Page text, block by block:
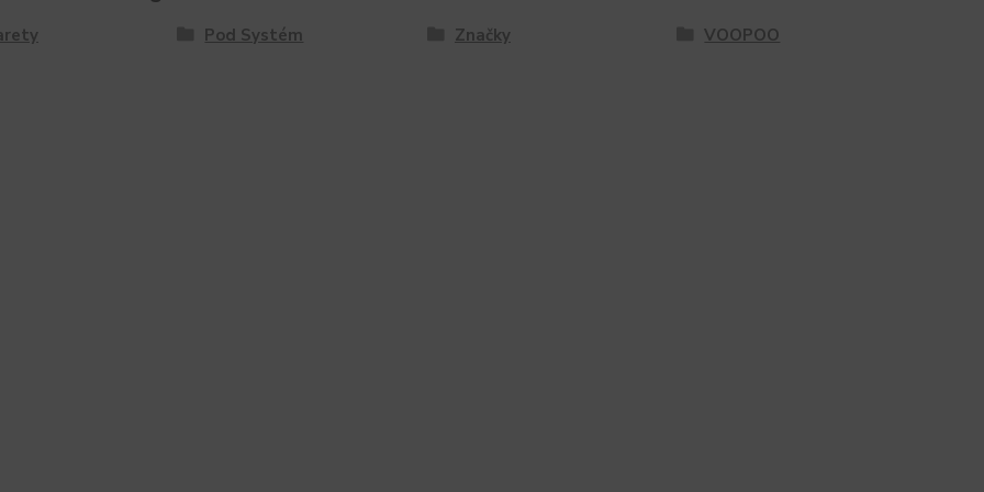
Pod Systém Značky VOOPOO